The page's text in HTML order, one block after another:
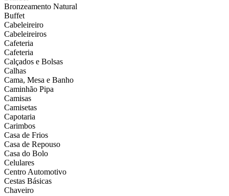
Bronzeamento Natural
Buffet
Cabeleireiro
Cabeleireiros
Cafeteria
Cafeteria
Calçados e Bolsas
Calhas
Cama, Mesa e Banho
Caminhão Pipa
Camisas
Camisetas
Capotaria
Carimbos
Casa de Frios
Casa de Repouso
Casa do Bolo
Celulares
Centro Automotivo
Cestas Básicas
Chaveiro